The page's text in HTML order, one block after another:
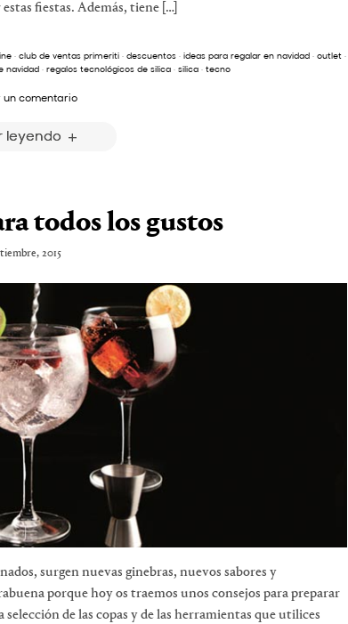
fiestas. Además, tiene […]
· club de ventas primeriti · descuentos · ideas para regalar en navidad · outlet ·
navidad · regalos tecnológicos de silica · silica · tecno
un comentario
leyendo
todos los gustos
2015
surgen nuevas ginebras, nuevos sabores y
porque hoy os traemos unos consejos para preparar
de las copas y de las herramientas que utilices